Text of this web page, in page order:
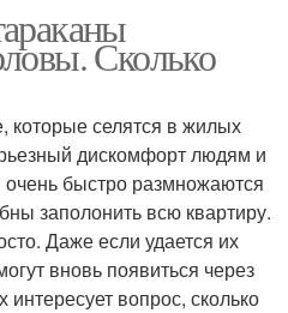
Сколько
которые селятся в жилых
дискомфорт людям и
быстро размножаются
заполонить всю квартиру.
Даже если удается их
вновь появиться через
вопрос, сколько